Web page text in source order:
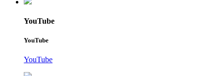
YouTube
YouTube
YouTube